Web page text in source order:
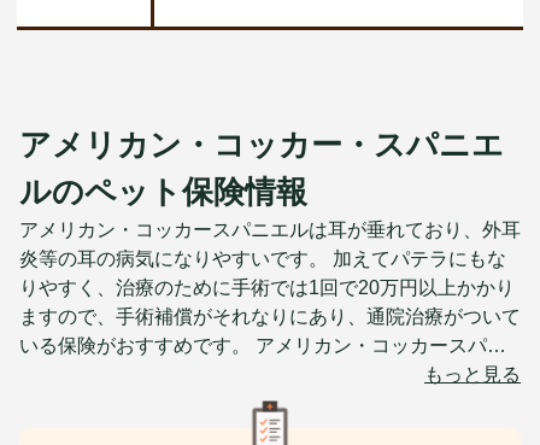
アメリカン・コッカー・スパニエ
ルのペット保険情報
アメリカン・コッカースパニエルは耳が垂れており、外耳
炎等の耳の病気になりやすいです。 加えてパテラにもな
りやすく、治療のために手術では1回で20万円以上かかり
ますので、手術補償がそれなりにあり、通院治療がついて
いる保険がおすすめです。 アメリカン・コッカースパニ
エルは平均寿命が12~15歳と比較的長いので、高齢期の保
険料も確認しておく必要があります。 またパテラと診断
されてしまうと保険加入を断れてしまうことが多いため、
もっと見る